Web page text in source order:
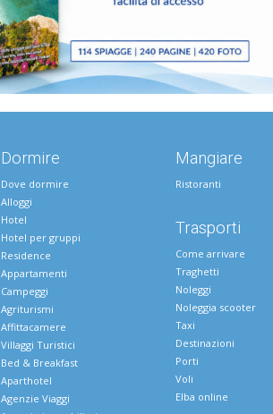
Dormire
Dove dormire
Alloggi
Hotel
Hotel per gruppi
Residence
Appartamenti
Campeggi
Agriturismi
Affittacamere
Villaggi Turistici
Bed & Breakfast
Aparthotel
Agenzie Viaggi
Mangiare
Ristoranti
Trasporti
Come arrivare
Traghetti
Noleggi
Noleggia scooter
Taxi
Destinazioni
Porti
Voli
Elba online